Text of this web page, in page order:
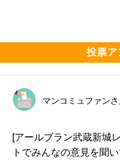
投票ア
マンコミュファンさ
[アールブラン武蔵新城
トでみんなの意見を聞